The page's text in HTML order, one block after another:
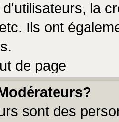
la
Ils ont
de page
sont des